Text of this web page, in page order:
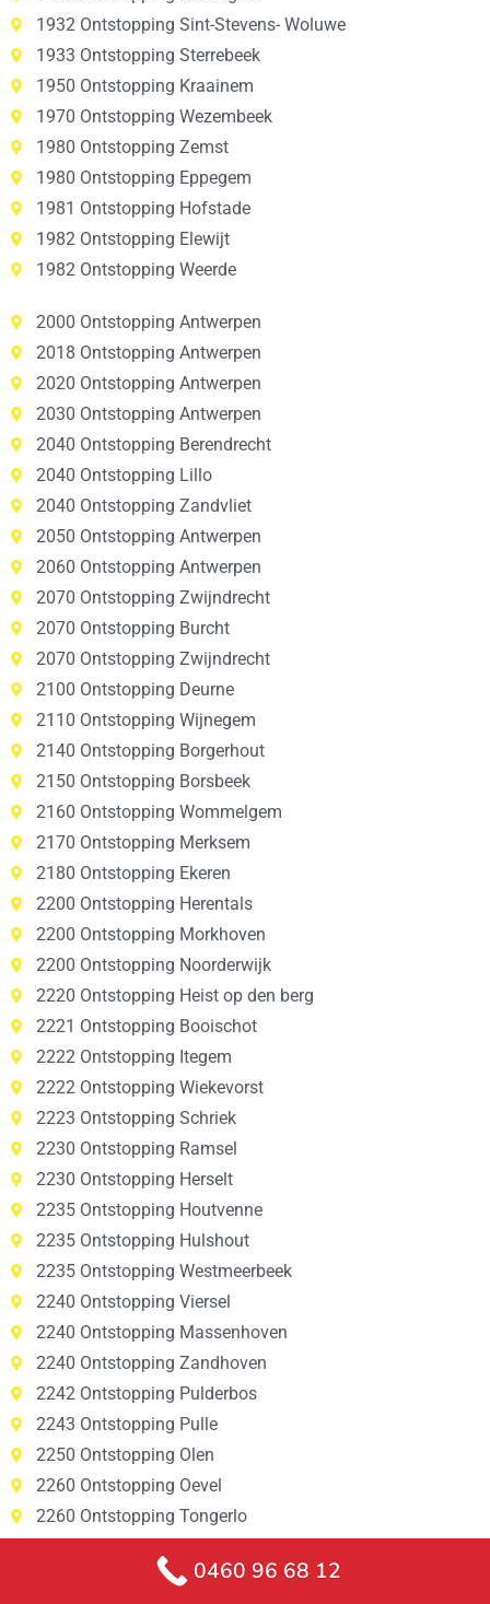
1932 Ontstopping Sint-Stevens- Woluwe
1933 Ontstopping Sterrebeek
1950 Ontstopping Kraainem
1970 Ontstopping Wezembeek
1980 Ontstopping Zemst
1980 Ontstopping Eppegem
1981 Ontstopping Hofstade
1982 Ontstopping Elewijt
1982 Ontstopping Weerde
2000 Ontstopping Antwerpen
2018 Ontstopping Antwerpen
2020 Ontstopping Antwerpen
2030 Ontstopping Antwerpen
2040 Ontstopping Berendrecht
2040 Ontstopping Lillo
2040 Ontstopping Zandvliet
2050 Ontstopping Antwerpen
2060 Ontstopping Antwerpen
2070 Ontstopping Zwijndrecht
2070 Ontstopping Burcht
2070 Ontstopping Zwijndrecht
2100 Ontstopping Deurne
2110 Ontstopping Wijnegem
2140 Ontstopping Borgerhout
2150 Ontstopping Borsbeek
2160 Ontstopping Wommelgem
2170 Ontstopping Merksem
2180 Ontstopping Ekeren
2200 Ontstopping Herentals
2200 Ontstopping Morkhoven
2200 Ontstopping Noorderwijk
2220 Ontstopping Heist op den berg
2221 Ontstopping Booischot
2222 Ontstopping Itegem
2222 Ontstopping Wiekevorst
2223 Ontstopping Schriek
2230 Ontstopping Ramsel
2230 Ontstopping Herselt
2235 Ontstopping Houtvenne
2235 Ontstopping Hulshout
2235 Ontstopping Westmeerbeek
2240 Ontstopping Viersel
2240 Ontstopping Massenhoven
2240 Ontstopping Zandhoven
2242 Ontstopping Pulderbos
2243 Ontstopping Pulle
2250 Ontstopping Olen
2260 Ontstopping Oevel
2260 Ontstopping Tongerlo
2260 Ontstopping Zoerle-Parwijs
0460 96 68 12